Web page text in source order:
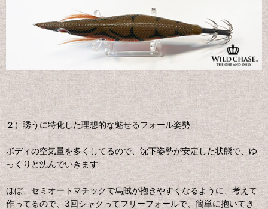
２）誘うに特化した理想的な魅せるフォール姿勢
ボディの空気量を多くしてるので、沈下姿勢が安定した状態で、ゆ
っくりと沈んでいきます
ほぼ、セミオートマチックで烏賊が抱きやすくなるように、考えて
作ってるので、3回シャクってフリーフォールで、簡単に抱いてき